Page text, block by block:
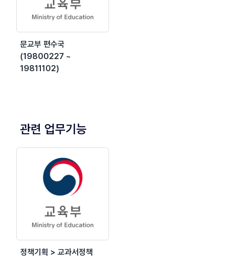
문교부 편수국
(19800227 ~
19811102)
관련 업무기능
정책기획 > 교과서정책